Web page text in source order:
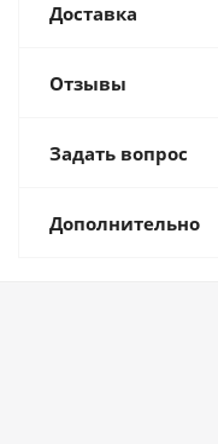
Доставка
Отзывы
Задать вопрос
Дополнительно